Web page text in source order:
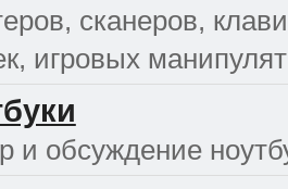
сканеров,
игровых
и обсуждение